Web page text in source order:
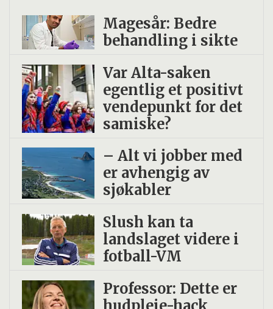
fra den faste besetningen som ikke gikk
vakter, men som var vant med forholdene.
De samlet inn om lag 300 prøver som nå
skal analyseres. I hvilken grad den
forkortede observasjonsperioden kan ha
påvirket resultatene, vet forskerne
foreløpig ikke.
Magesår: Bedre
behandling i sikte
Var Alta-saken
egentlig et positivt
vendepunkt for det
samiske?
– Alt vi jobber med
er avhengig av
sjøkabler
Slush kan ta
landslaget videre i
fotball-VM
Professor: Dette er